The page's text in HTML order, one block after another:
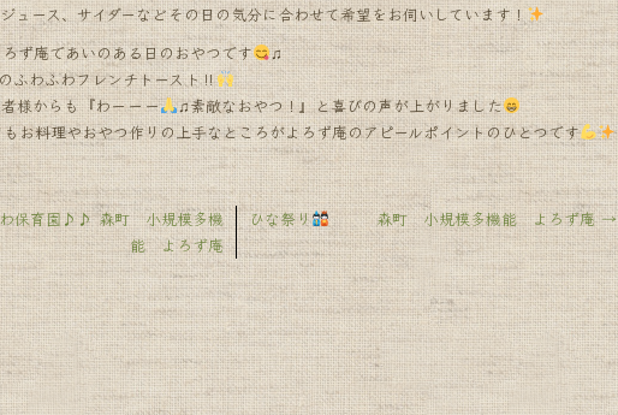
ュース、サイダーなどその日の気分に合わせて希望をお伺いしています！
ず庵であいのある日のおやつです
♫
ふわふわフレンチトースト‼︎
様からも『わーーー
♫素敵なおやつ！』と喜びの声が上がりました
お料理やおやつ作りの上手なところがよろず庵のアピールポイントのひとつです
保育園♪♪ 森町 小規模多機
能 よろず庵
ひな祭り 森町 小規模多機能 よろず庵→